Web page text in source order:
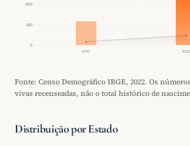
0
250
500
2010 2020
Fonte: Censo Demográfico IBGE, 2022. Os
vivas recenseadas, não o total histórico de
Distribuição por Estado